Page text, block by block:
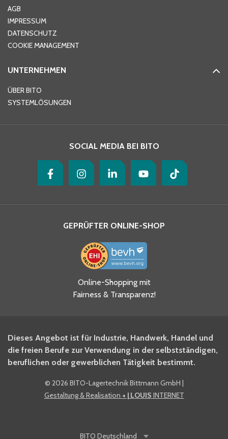
Telefon
Ja, ich habe die
Datenschutzhinweise gelesen
und akzeptiere diese.
BITO Newsletter Fachwissen
Intralogistiker anmelden.
Ja, ich möchte mich für den
BITO Shop-Newsletter
AGB
IMPRESSUM
DATENSCHUTZ
COOKIE MANAGEMENT
UNTERNEHMEN
ÜBER BITO
SYSTEMLÖSUNGEN
SOCIAL MEDIA BEI BITO
GEPRÜFTER ONLINE-SHOP
Online-Shopping mit
Fairness & Transparenz!
Dieses Angebot ist für Industrie, Handwerk, Handel und
die freien Berufe zur Verwendung in der selbstständigen,
beruflichen oder gewerblichen Tätigkeit bestimmt.
© 2026 BITO-Lagertechnik Bittmann GmbH |
Gestaltung & Realisation + | LOUIS INTERNET
BITO Deutschland